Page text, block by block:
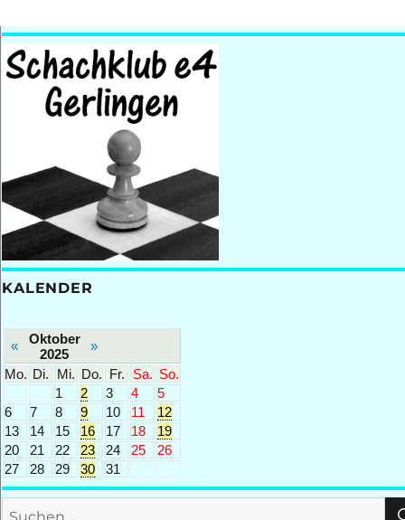
KALENDER
«
Oktober
2025
»
Mo. Di. Mi. Do. Fr. Sa. So.
1
2 3 4
5
6
7 8 9 10 11
12
13
14 15 16 17 18
19
20
21 22 23 24 25
26
27
28 29 30 31
Suchen